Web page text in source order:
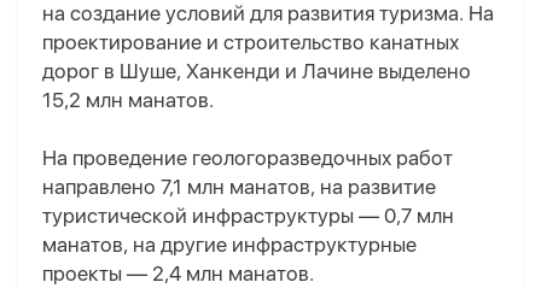
на создание условий для развития туризма. На
проектирование и строительство канатных
дорог в Шуше, Ханкенди и Лачине выделено
15,2 млн манатов.
На проведение геологоразведочных работ
направлено 7,1 млн манатов, на развитие
туристической инфраструктуры — 0,7 млн
манатов, на другие инфраструктурные
проекты — 2,4 млн манатов.